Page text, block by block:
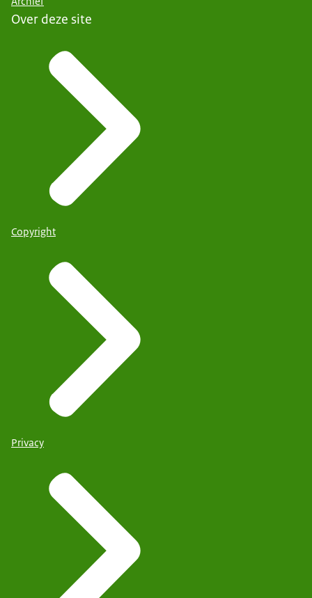
Over deze site
Copyright
Privacy